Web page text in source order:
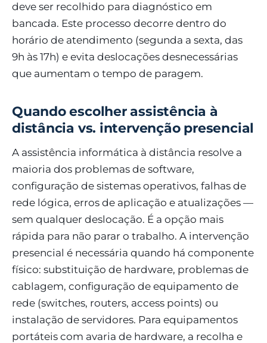
deve ser recolhido para diagnóstico em
bancada. Este processo decorre dentro do
horário de atendimento (segunda a sexta, das
9h às 17h) e evita deslocações desnecessárias
que aumentam o tempo de paragem.
Quando escolher assistência à
distância vs. intervenção presencial
A assistência informática à distância resolve a
maioria dos problemas de software,
configuração de sistemas operativos, falhas de
rede lógica, erros de aplicação e atualizações —
sem qualquer deslocação. É a opção mais
rápida para não parar o trabalho. A intervenção
presencial é necessária quando há componente
físico: substituição de hardware, problemas de
cablagem, configuração de equipamento de
rede (switches, routers, access points) ou
instalação de servidores. Para equipamentos
portáteis com avaria de hardware, a recolha e